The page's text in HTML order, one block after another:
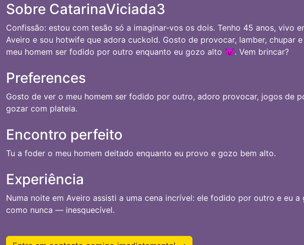
Sobre CatarinaViciada3
Confissão: estou com tesão só a imaginar-vos os dois. Tenho 45 anos, vivo
Aveiro e sou hotwife que adora cuckold. Gosto de provocar, lamber, chupar
meu homem ser fodido por outro enquanto eu gozo alto 😈. Vem brincar?
Preferences
Gosto de ver o meu homem ser fodido por outro, adoro provocar, jogos de
gozar com plateia.
Encontro perfeito
Tu a foder o meu homem deitado enquanto eu provo e gozo bem alto.
Experiência
Numa noite em Aveiro assisti a uma cena incrível: ele fodido por outro e eu a
como nunca — inesquecível.